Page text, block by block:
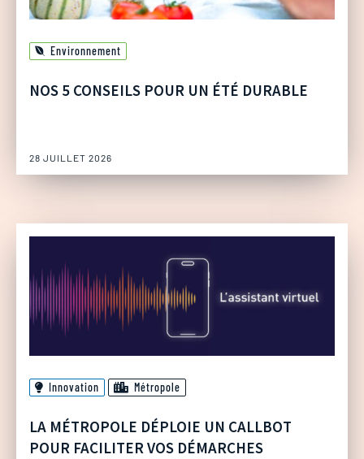
Environnement
NOS 5 CONSEILS POUR UN ÉTÉ DURABLE
28 JUILLET 2026
Innovation Métropole
LA MÉTROPOLE DÉPLOIE UN CALLBOT
POUR FACILITER VOS DÉMARCHES